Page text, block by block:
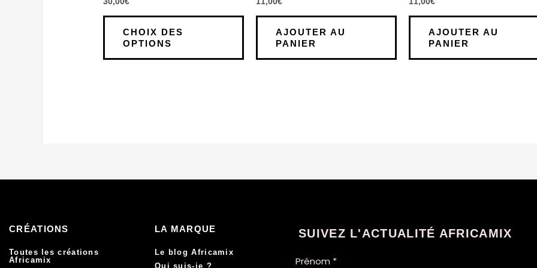
CHOIX DES
OPTIONS
AJOUTER AU
PANIER
AJOUTER AU
PANIER
CRÉATIONS
Toutes les créations
Africamix
LA MARQUE
Le blog Africamix
Qui suis-je ?
SUIVEZ L'ACTUALITÉ AFRICAMIX